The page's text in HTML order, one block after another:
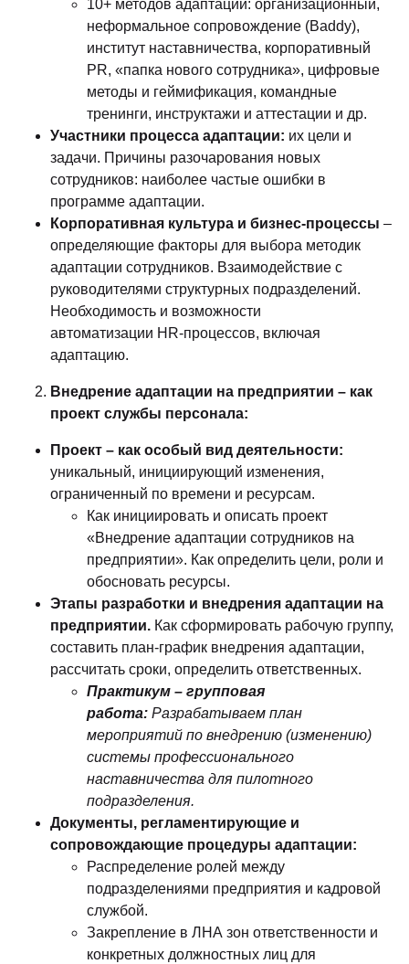
10+ методов адаптации: организационный,
неформальное сопровождение (Baddy),
институт наставничества, корпоративный
PR, «папка нового сотрудника», цифровые
методы и геймификация, командные
тренинги, инструктажи и аттестации и др.
Участники процесса адаптации: их цели и
задачи. Причины разочарования новых
сотрудников: наиболее частые ошибки в
программе адаптации.
Корпоративная культура и бизнес-процессы –
определяющие факторы для выбора методик
адаптации сотрудников. Взаимодействие с
руководителями структурных подразделений.
Необходимость и возможности
автоматизации HR-процессов, включая
адаптацию.
Внедрение адаптации на предприятии – как
проект службы персонала:
Проект – как особый вид деятельности:
уникальный, инициирующий изменения,
ограниченный по времени и ресурсам.
Как инициировать и описать проект
«Внедрение адаптации сотрудников на
предприятии». Как определить цели, роли и
обосновать ресурсы.
Этапы разработки и внедрения адаптации на
предприятии. Как сформировать рабочую группу,
составить план-график внедрения адаптации,
рассчитать сроки, определить ответственных.
Практикум – групповая
работа: Разрабатываем план
мероприятий по внедрению (изменению)
системы профессионального
наставничества для пилотного
подразделения.
Документы, регламентирующие и
сопровождающие процедуры адаптации:
Распределение ролей между
подразделениями предприятия и кадровой
службой.
Закрепление в ЛНА зон ответственности и
конкретных должностных лиц для